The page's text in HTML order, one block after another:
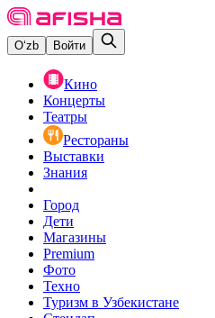
O‘zb Войти
Кино
Концерты
Театры
Рестораны
Выставки
Знания
Город
Дети
Магазины
Premium
Фото
Техно
Туризм в Узбекистане